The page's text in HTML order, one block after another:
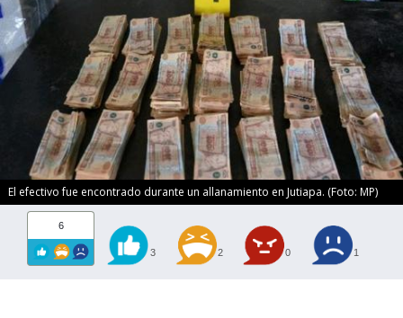
El efectivo fue encontrado durante un allanamiento en Jutiapa. (Foto: MP)
6
3 2 0 1